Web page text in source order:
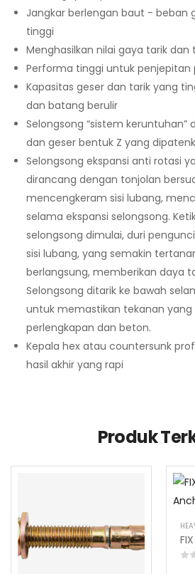
Jangkar berlengan baut - beban
tinggi
Menghasilkan nilai gaya tarik dan
Performa tinggi untuk penjepitan
Kapasitas geser dan tarik yang
dan batang berulir
Selongsong “sistem keruntuhan”
dan geser bentuk Z yang
Selongsong ekspansi anti rotasi
dirancang dengan tonjolan
mencengkeram sisi lubang,
selama ekspansi selongsong.
selongsong dimulai, duri
sisi lubang, yang semakin
berlangsung, memberikan daya
Selongsong ditarik ke bawah
untuk memastikan tekanan
perlengkapan dan beton.
Kepala hex atau countersunk
hasil akhir yang rapi
Produk